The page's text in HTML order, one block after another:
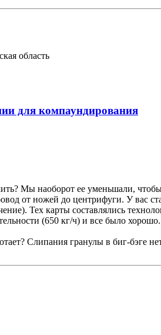
область
для компаундирования
Мы наоборот ее уменьшали,
от ножей до центрифуги. У вас
Тех карты составлялись
(650 кг/ч) и все было
Слипания гранулы в биг-бэге